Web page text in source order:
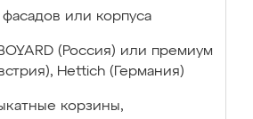
фасадов или корпуса
(Россия) или премиум
Hettich (Германия)
корзины,